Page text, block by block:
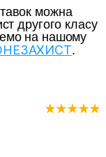
можна
другого класу
на нашому
.